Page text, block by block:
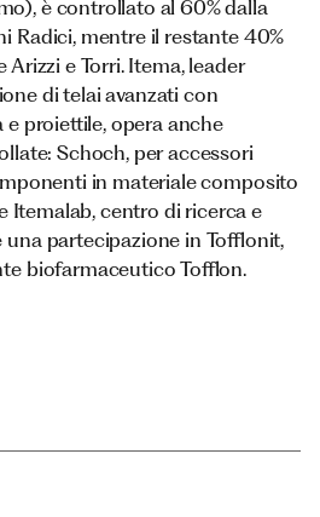
è controllato al 60% dalla
Radici, mentre il restante 40%
e Torri. Itema, leader
di telai avanzati con
e proiettile, opera anche
Schoch, per accessori
in materiale composito
Itemalab, centro di ricerca e
una partecipazione in Tofflonit,
biofarmaceutico Tofflon.